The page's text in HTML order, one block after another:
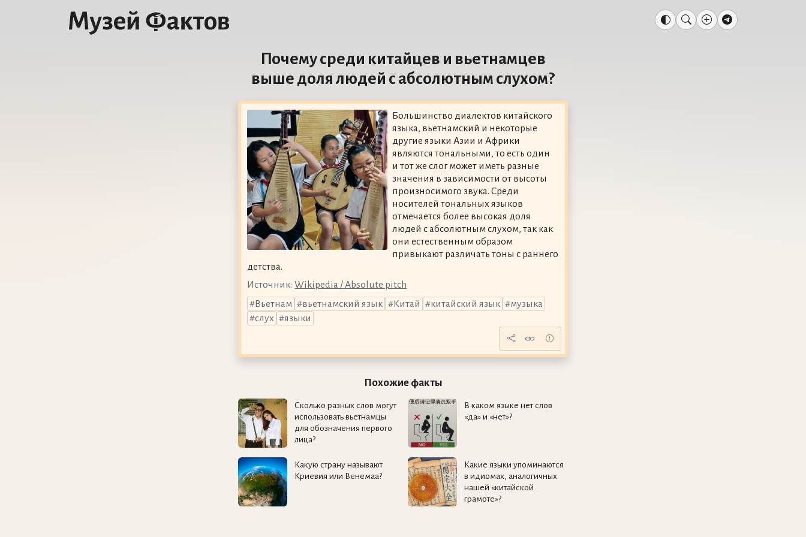
Почему среди китайцев и вьетнамцев
выше доля людей с абсолютным слухом?
Большинство диалектов китайского
языка, вьетнамский и некоторые
другие языки Азии и Африки
являются тональными, то есть один
и тот же слог может иметь разные
значения в зависимости от высоты
произносимого звука. Среди
носителей тональных языков
отмечается более высокая доля
людей с абсолютным слухом, так как
они естественным образом
привыкают различать тоны с раннего
детства.
Источник: Wikipedia / Absolute pitch
Вьетнам
вьетнамский язык Китай китайский язык
музыка
слух
языки
Похожие факты
Сколько разных слов могут
использовать вьетнамцы
для обозначения первого
лица?
В каком языке нет слов
«да» и «нет»?
Какую страну называют
Криевия или Венемаа?
Какие языки упоминаются
в идиомах, аналогичных
нашей «китайской
грамоте»?